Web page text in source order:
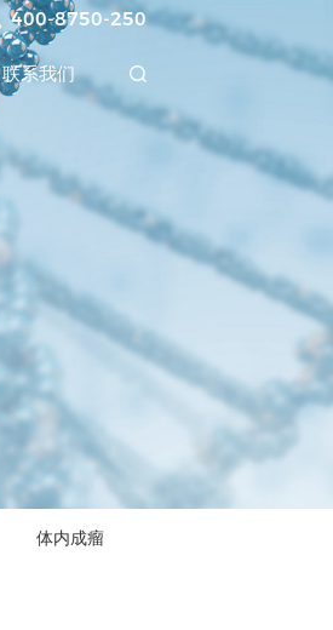
400-8750-250
联系我们
体内成瘤